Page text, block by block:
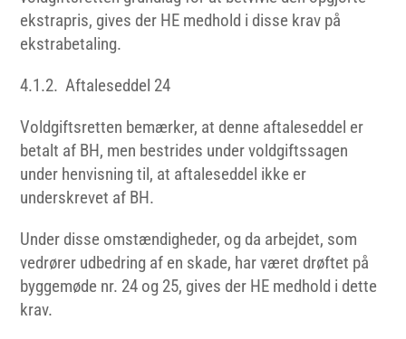
ekstrapris, gives der HE medhold i disse krav på
ekstrabetaling.
4.1.2. Aftaleseddel 24
Voldgiftsretten bemærker, at denne aftaleseddel er
betalt af BH, men bestrides under voldgiftssagen
under henvisning til, at aftaleseddel ikke er
underskrevet af BH.
Under disse omstændigheder, og da arbejdet, som
vedrører udbedring af en skade, har været drøftet på
byggemøde nr. 24 og 25, gives der HE medhold i dette
krav.